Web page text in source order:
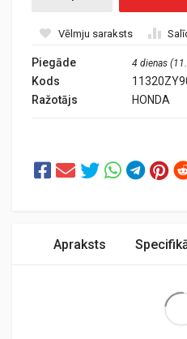
Vēlmju saraksts
Piegāde 4 dienas
Kods
Ražotājs
HONDA
Apraksts
Extra